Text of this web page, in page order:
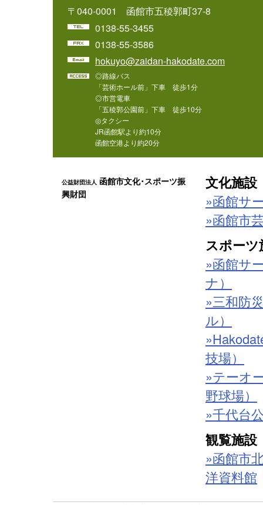
〒040-0001 函館市五稜郭町37-8
0138-55-3455
0138-55-3586
hokuyo@zaidan-hakodate.com
◎路線バス
「芸術ホール前」下車 徒歩1分
◎市営電車
「五稜郭公園前」下車 徒歩10分
◎タクシー
JR函館駅より約10分
函館空港より約20分
公益財団法人 函館市文化･スポーツ振
興財団
文化施設
»函館サ
»函館市
スポーツ
»函館サ
ナ）
»三和防
ル）
技場）
»テーオ
野球場）
»千代台
観覧施設
»函館市
洋資料館